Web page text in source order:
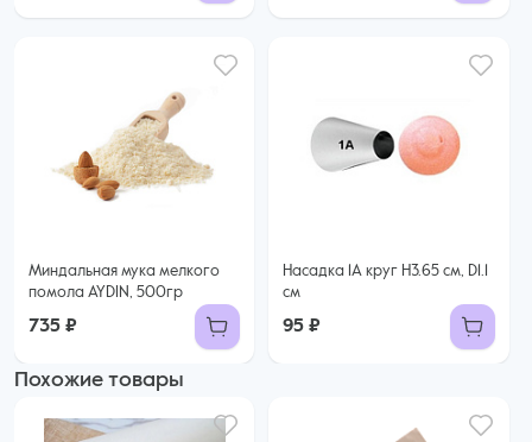
Миндальная мука мелкого
помола AYDIN, 500гр
735 ₽
Насадка 1А круг H3.65 см, D1.1
см
95 ₽
Похожие товары